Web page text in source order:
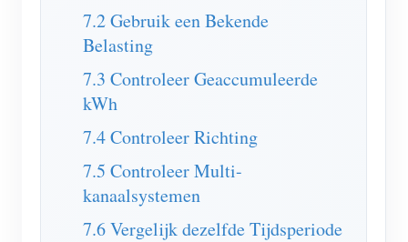
7.2 Gebruik een Bekende
Belasting
7.3 Controleer Geaccumuleerde
kWh
7.4 Controleer Richting
7.5 Controleer Multi-
kanaalsystemen
7.6 Vergelijk dezelfde Tijdsperiode